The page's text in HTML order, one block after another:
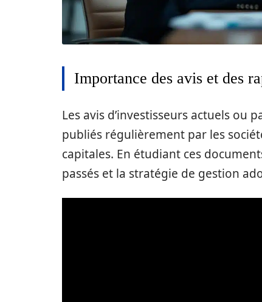
Importance des avis et des
Les avis d’investisseurs actuels ou
publiés régulièrement par les
capitales. En étudiant ces
passés et la stratégie de gestion